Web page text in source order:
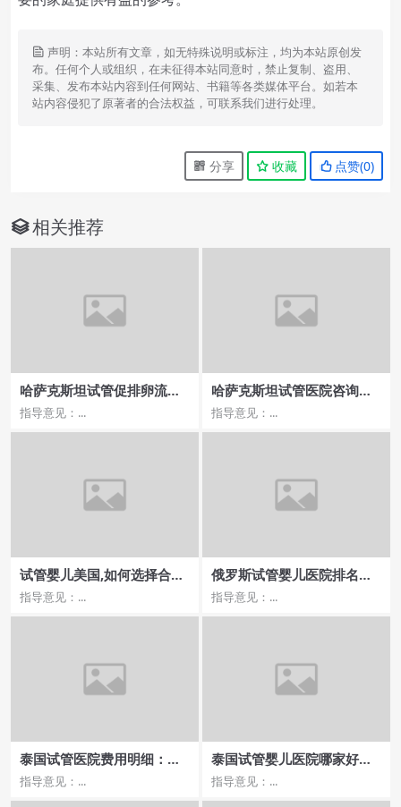
声明：本站所有文章，如无特殊说明或标注，均为本站原创发
布。任何个人或组织，在未征得本站同意时，禁止复制、盗用、
采集、发布本站内容到任何网站、书籍等各类媒体平台。如若本
站内容侵犯了原著者的合法权益，可联系我们进行处理。
分享 收藏 点赞(0)
相关推荐
哈萨克斯坦试管促排卵流程
详解，饮食调理是关键因素
指导意见：...
哈萨克斯坦试管医院咨询，
流程详解及价格比较
指导意见：...
试管婴儿美国,如何选择合适
的医生？
指导意见：...
俄罗斯试管婴儿医院排名及
费用，三代流程深度解析
指导意见：...
泰国试管医院费用明细：全
面解析价格与成功率
指导意见：...
泰国试管婴儿医院哪家好，
如何评估其成功率和服务质
量？
指导意见：...